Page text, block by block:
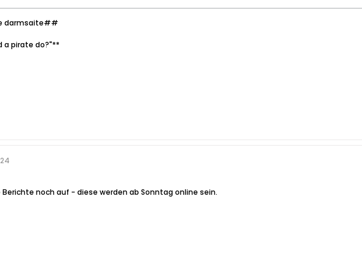
darmsaite##
a pirate do?"**
noch auf - diese werden ab Sonntag online sein.